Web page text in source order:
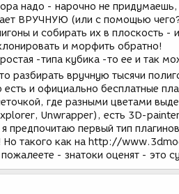
надо - нарочно не придумаешь,
ВРУЧНУЮ (или с помощью
и собирать их в плоскость -
и морфить обратно!
-типа кубика -то ее и так
разбирать вручную тысячи
и официально бесплатные
где разными цветами
Unwrapper), есть 3D-
предпочитаю первый тип
Но такого как на http://
- знатоки оценят - это